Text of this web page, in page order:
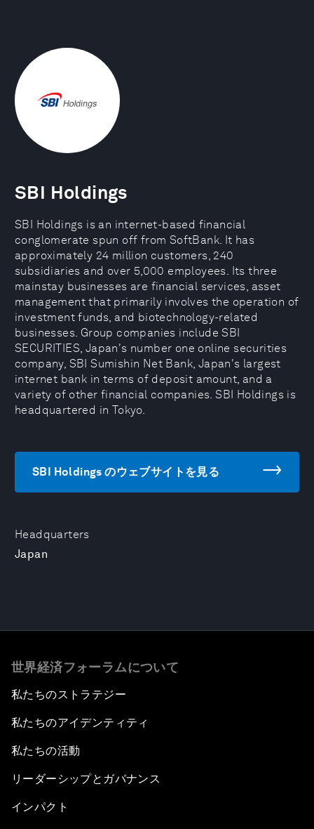
Headquarters
Japan
SBI Holdings
SBI Holdings is an internet-based financial
conglomerate spun off from SoftBank. It has
approximately 24 million customers, 240
subsidiaries and over 5,000 employees. Its three
mainstay businesses are financial services, asset
management that primarily involves the operation of
investment funds, and biotechnology-related
businesses. Group companies include SBI
SECURITIES, Japan's number one online securities
company, SBI Sumishin Net Bank, Japan's largest
internet bank in terms of deposit amount, and a
variety of other financial companies. SBI Holdings is
headquartered in Tokyo.
SBI Holdings のウェブサイトを見る
世界経済フォーラムについて
私たちのストラテジー
私たちのアイデンティティ
私たちの活動
リーダーシップとガバナンス
インパクト